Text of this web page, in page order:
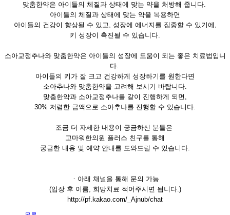
맞춤한약은 아이들의 체질과 상태에 맞는 약을 처방해 줍니다.
아이들의 체질과 상태에 맞는 약을 복용하면
아이들의 건강이 향상될 수 있고, 성장에 에너지를 집중할 수 있기에,
키 성장이 촉진될 수 있습니다.
소아교정추나와 맞춤한약은 아이들의 성장에 도움이 되는 좋은 치료법입니
다.
아이들의 키가 잘 크고 건강하게 성장하기를 원한다면
소아추나와 맞춤한약을 고려해 보시기 바랍니다.
맞춤한약과 소아교정추나를 같이 진행하게 되면,
30% 저렴한 금액으로 소아추나를 진행할 수 있습니다.
조금 더 자세한 내용이 궁금하신 분들은
고마워한의원 플러스 친구를 통해
궁금한 내용 및 예약 안내를 도와드릴 수 있습니다.
ㆍ아래 채널을 통해 문의 가능
(입장 후 이름, 희망치료 적어주시면 됩니다.)
http://pf.kakao.com/_Ajnub/chat